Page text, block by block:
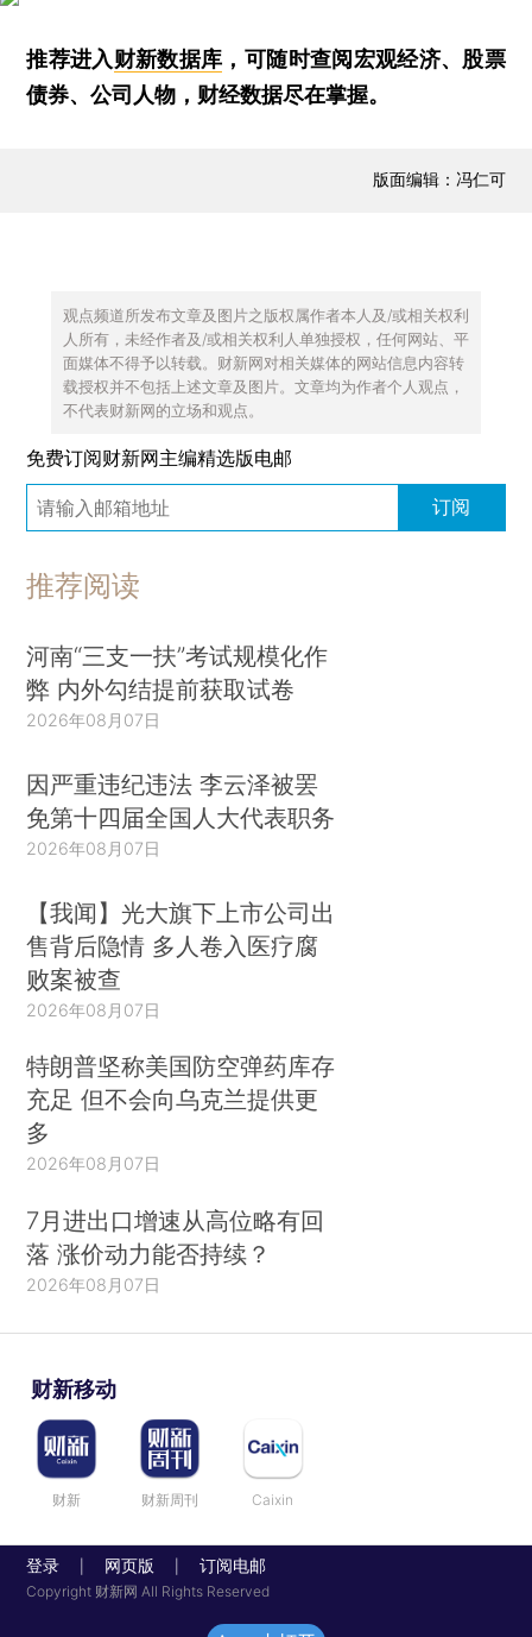
推荐进入财新数据库 ，可随时查阅宏观经济、股票
债券、公司人物，财经数据尽在掌握。
版面编辑：冯仁可
观点频道所发布文章及图片之版权属作者本人及/或相关权利
人所有，未经作者及/或相关权利人单独授权，任何网站、平
面媒体不得予以转载。财新网对相关媒体的网站信息内容转
载授权并不包括上述文章及图片。文章均为作者个人观点，
不代表财新网的立场和观点。
免费订阅财新网主编精选版电邮
订阅
推荐阅读
河南“三支一扶”考试规模化作
弊 内外勾结提前获取试卷
2026年08月07日
因严重违纪违法 李云泽被罢
免第十四届全国人大代表职务
2026年08月07日
【我闻】光大旗下上市公司出
售背后隐情 多人卷入医疗腐
败案被查
2026年08月07日
特朗普坚称美国防空弹药库存
充足 但不会向乌克兰提供更
多
2026年08月07日
7月进出口增速从高位略有回
落 涨价动力能否持续？
2026年08月07日
财新移动
财新 财新周刊 Caixin
登录 网页版 订阅电邮
Copyright 财新网 All Rights Reserved